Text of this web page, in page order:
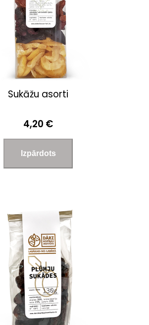
Sukāžu asorti
4,20 €